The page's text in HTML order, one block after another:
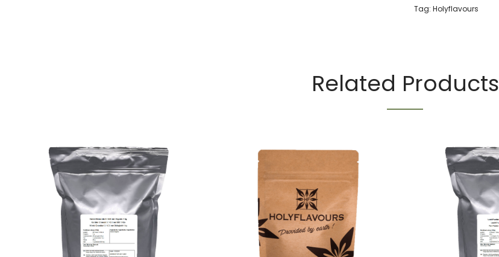
Tag: Holyflavours
Related Products